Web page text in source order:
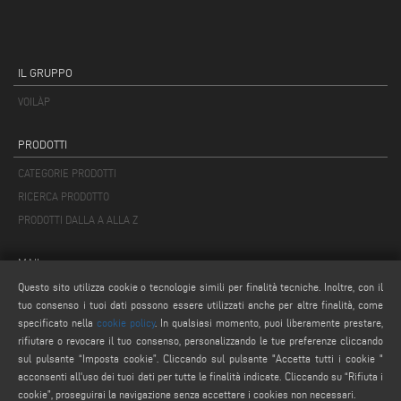
IL GRUPPO
VOILÀP
PRODOTTI
CATEGORIE PRODOTTI
RICERCA PRODOTTO
PRODOTTI DALLA A ALLA Z
MAIL
info@keraglass.com
webmaster@emmegi.com
SEGUICI
Questo sito utilizza cookie o tecnologie simili per finalità tecniche. Inoltre, con il
tuo consenso i tuoi dati possono essere utilizzati anche per altre finalità, come
specificato nella cookie policy. In qualsiasi momento, puoi liberamente prestare,
rifiutare o revocare il tuo consenso, personalizzando le tue preferenze cliccando
sul pulsante “Imposta cookie”. Cliccando sul pulsante "Accetta tutti i cookie "
acconsenti all'uso dei tuoi dati per tutte le finalità indicate. Cliccando su “Rifiuta i
cookie”, proseguirai la navigazione senza accettare i cookies non necessari.